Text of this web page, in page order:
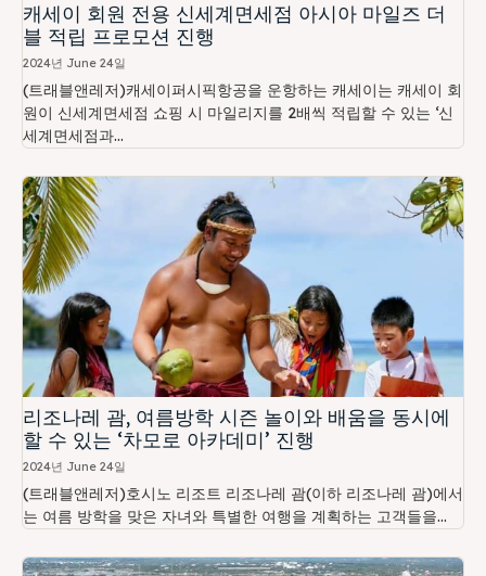
캐세이 회원 전용 신세계면세점 아시아 마일즈 더
블 적립 프로모션 진행
2024년 June 24일
(트래블앤레저)캐세이퍼시픽항공을 운항하는 캐세이는 캐세이 회
원이 신세계면세점 쇼핑 시 마일리지를 2배씩 적립할 수 있는 ‘신
세계면세점과...
리조나레 괌, 여름방학 시즌 놀이와 배움을 동시에
할 수 있는 ‘차모로 아카데미’ 진행
2024년 June 24일
(트래블앤레저)호시노 리조트 리조나레 괌(이하 리조나레 괌)에서
는 여름 방학을 맞은 자녀와 특별한 여행을 계획하는 고객들을...